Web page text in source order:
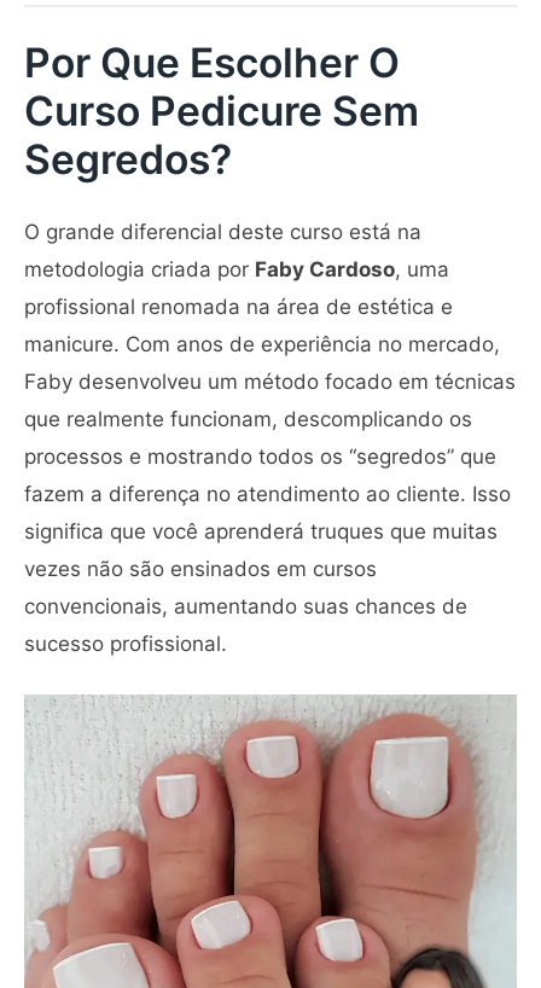
Por Que Escolher O
Curso Pedicure Sem
Segredos?
O grande diferencial deste curso está na
metodologia criada por Faby Cardoso, uma
profissional renomada na área de estética e
manicure. Com anos de experiência no mercado,
Faby desenvolveu um método focado em técnicas
que realmente funcionam, descomplicando os
processos e mostrando todos os “segredos” que
fazem a diferença no atendimento ao cliente. Isso
significa que você aprenderá truques que muitas
vezes não são ensinados em cursos
convencionais, aumentando suas chances de
sucesso profissional.